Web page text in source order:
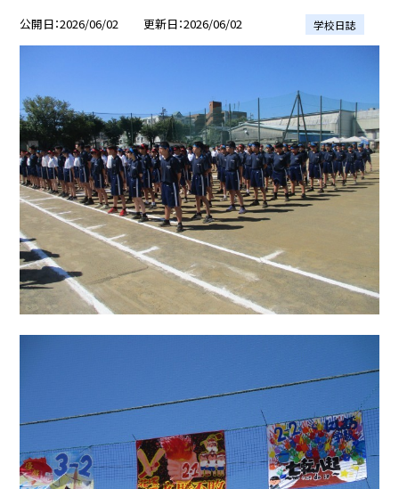
公開日 2026/06/02 更新日 2026/06/02 学校日誌